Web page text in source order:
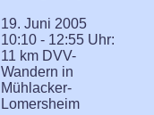
19. Juni 2005
10:10 - 12:55 Uhr:
11 km DVV-
Wandern in
Mühlacker-
Lomersheim